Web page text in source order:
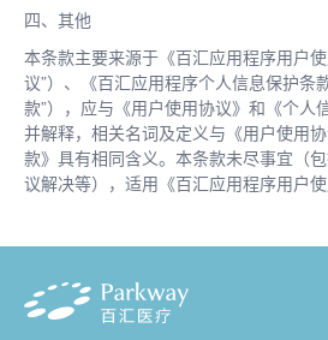
四、其他
本条款主要来源于《百汇应用程序用户
议”）、《百汇应用程序个人信息保护条
款”），应与《用户使用协议》和《个人
并解释，相关名词及定义与《用户使用
款》具有相同含义。本条款未尽事宜（
议解决等），适用《百汇应用程序用户使